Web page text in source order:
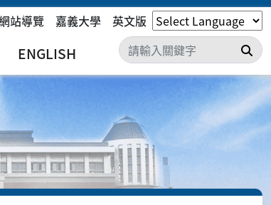
站導覽 嘉義大學 英文版
ENGLISH 搜